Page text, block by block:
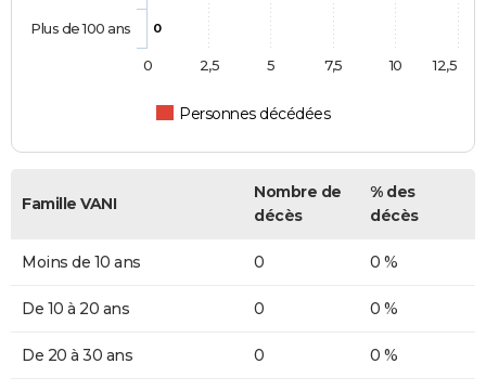
0
Personnes décédées
Plus de 100 ans
0 10
2,5 5 7,5 12,5
Famille VANI
Nombre de
décès
% des
décès
Moins de 10 ans 0 0 %
De 10 à 20 ans 0 0 %
De 20 à 30 ans 0 0 %